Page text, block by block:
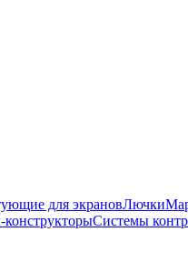
для экрановЛючки
конструкторыСистемы